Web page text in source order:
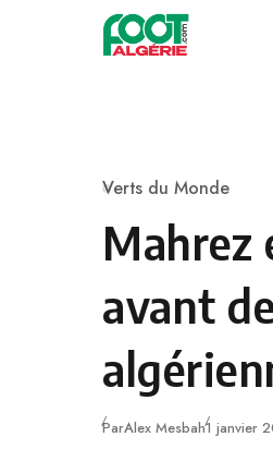
Skip to content
Category
Verts du Monde
Mahrez
avant
ParAlex MesbahPublié
1 janvier